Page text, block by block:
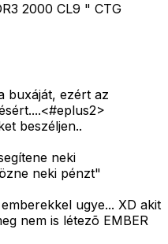
2000 CL9 " CTG
buxáját, ezért az
beszéljen..
neki
neki pénzt"
ugye... XD akit
nem is létezõ EMBER